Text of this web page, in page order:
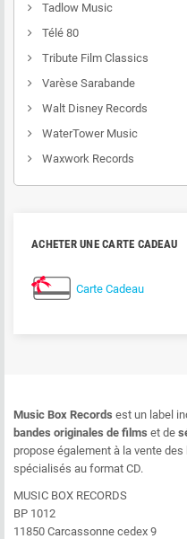
Tadlow Music
Télé 80
Tribute Film Classics
Varèse Sarabande
Walt Disney Records
WaterTower Music
Waxwork Records
ACHETER UNE CARTE CADEAU
Carte Cadeau
Music Box Records est un label
bandes originales de films et de
propose également à la vente
spécialisés au format CD.
MUSIC BOX RECORDS
BP 1012
11850 Carcassonne cedex 9